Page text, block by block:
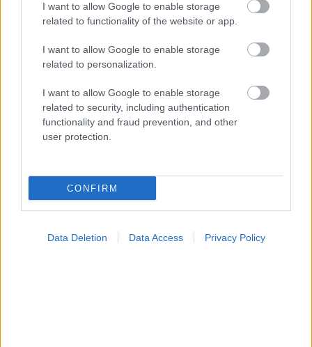
I want to allow Google to enable storage
related to functionality of the website or app.
I want to allow Google to enable storage
related to personalization.
I want to allow Google to enable storage
related to security, including authentication
functionality and fraud prevention, and other
user protection.
CONFIRM
Data Deletion Data Access Privacy Policy
ΣΗΜΕΡΑ ΣΤΟ IATRONET.GR
Ο καλός ύπνος μπορεί να συμβάλλει στην καλή
σχολική επίδοση των εφήβων